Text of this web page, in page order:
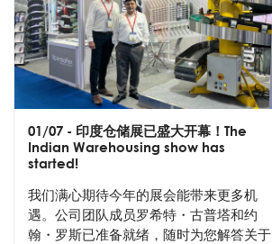
01/07 - 印度仓储展已盛大开幕！The
Indian Warehousing show has
started!
我们满心期待今年的展会能带来更多机
遇。公司团队成员罗希特・古普塔和约
翰・罗斯已准备就绪，随时为您解答关于